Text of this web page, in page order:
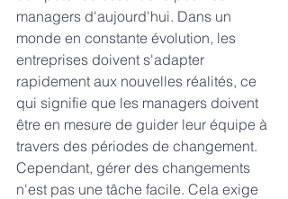
managers d'aujourd'hui. Dans un
monde en constante évolution, les
entreprises doivent s'adapter
rapidement aux nouvelles réalités, ce
qui signifie que les managers doivent
être en mesure de guider leur équipe à
travers des périodes de changement.
Cependant, gérer des changements
n'est pas une tâche facile. Cela exige